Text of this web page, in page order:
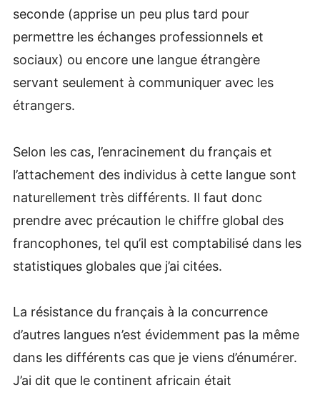
seconde (apprise un peu plus tard pour
permettre les échanges professionnels et
sociaux) ou encore une langue étrangère
servant seulement à communiquer avec les
étrangers.
Selon les cas, l’enracinement du français et
l’attachement des individus à cette langue sont
naturellement très différents. Il faut donc
prendre avec précaution le chiffre global des
francophones, tel qu’il est comptabilisé dans les
statistiques globales que j’ai citées.
La résistance du français à la concurrence
d’autres langues n’est évidemment pas la même
dans les différents cas que je viens d’énumérer.
J’ai dit que le continent africain était